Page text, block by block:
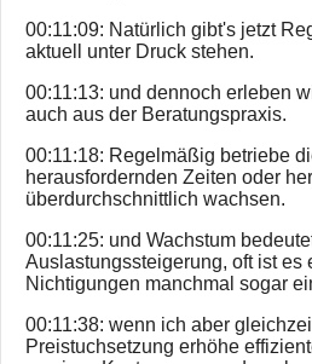
00:11:09: Natürlich gibt's jetzt
aktuell unter Druck stehen.
00:11:13: und dennoch erleben
auch aus der Beratungspraxis.
00:11:18: Regelmäßig betriebe
herausfordernden Zeiten oder
überdurchschnittlich wachsen.
00:11:25: und Wachstum
Auslastungssteigerung, oft ist es
Nichtigungen manchmal sogar
00:11:38: wenn ich aber
Preistuchsetzung erhöhe